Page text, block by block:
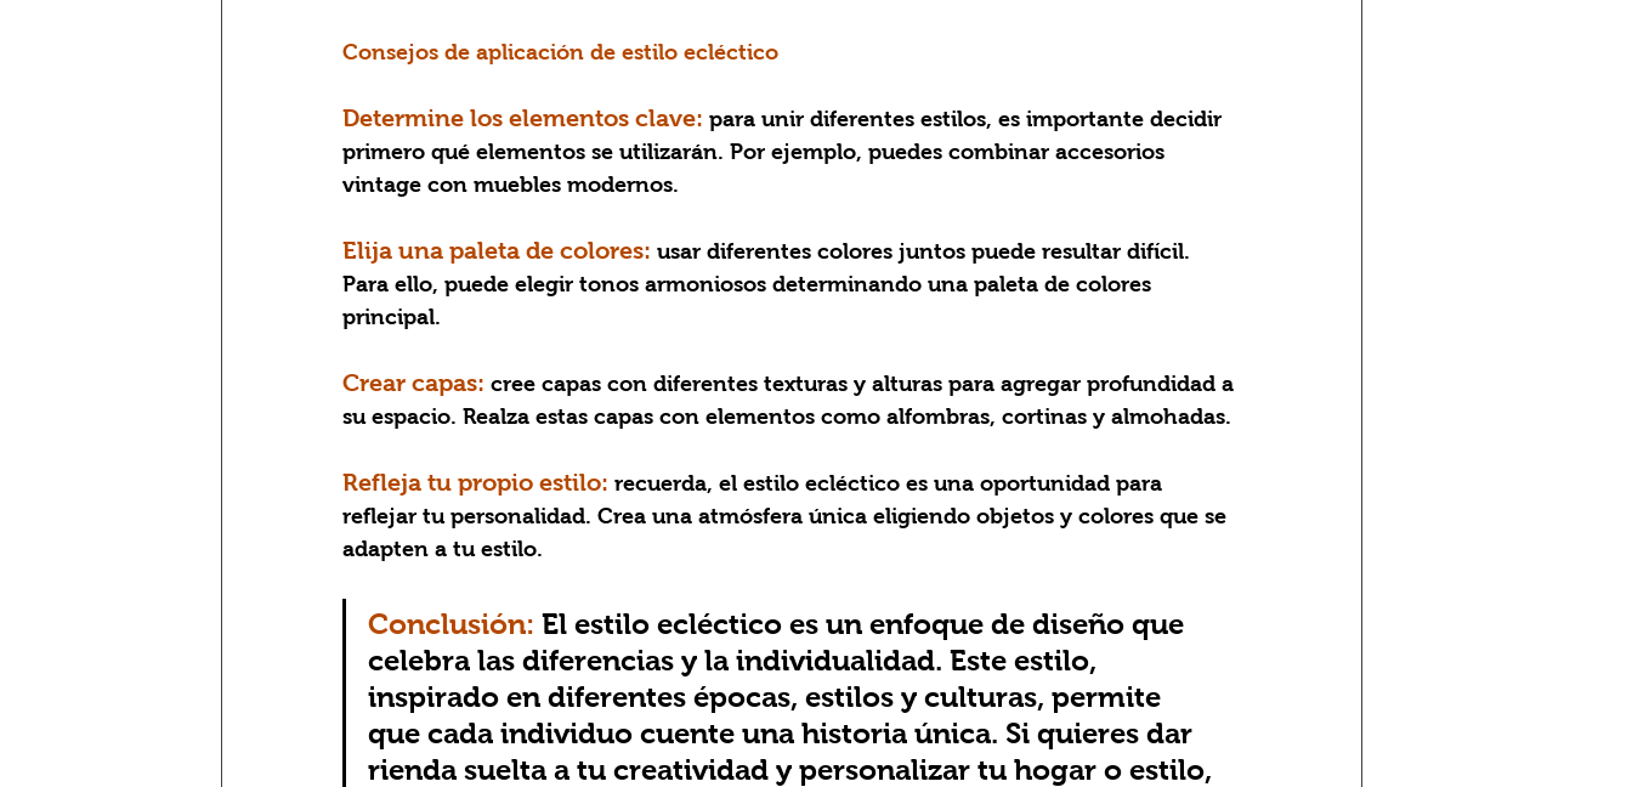
Consejos de aplicación de estilo ecléctico
Determine los elementos clave: para unir diferentes estilos, es importante decidir
primero qué elementos se utilizarán. Por ejemplo, puedes combinar accesorios
vintage con muebles modernos.
Elija una paleta de colores: usar diferentes colores juntos puede resultar difícil.
Para ello, puede elegir tonos armoniosos determinando una paleta de colores
principal.
Crear capas: cree capas con diferentes texturas y alturas para agregar profundidad a
su espacio. Realza estas capas con elementos como alfombras, cortinas y almohadas.
Refleja tu propio estilo: recuerda, el estilo ecléctico es una oportunidad para
reflejar tu personalidad. Crea una atmósfera única eligiendo objetos y colores que se
adapten a tu estilo.
Conclusión: El estilo ecléctico es un enfoque de diseño que
celebra las diferencias y la individualidad. Este estilo,
inspirado en diferentes épocas, estilos y culturas, permite
que cada individuo cuente una historia única. Si quieres dar
rienda suelta a tu creatividad y personalizar tu hogar o estilo,